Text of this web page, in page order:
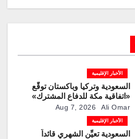
الأخبار الإقليمية
السعودية وتركيا وباكستان توقّع
«اتفاقية مكة للدفاع المشترك»
Aug 7, 2026 Ali Omar
الأخبار الإقليمية
السعودية تعيِّن الشهري قائداً